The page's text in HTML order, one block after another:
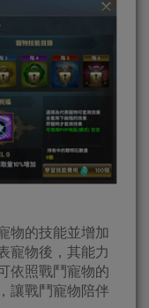
物的技能並增加
寵物後，其能力
依照戰鬥寵物的
讓戰鬥寵物陪伴